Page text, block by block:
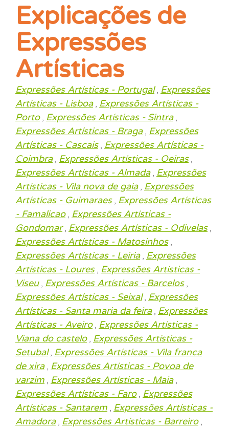
Explicações de
Expressões
Artísticas
Expressões Artísticas - Portugal, Expressões
Artísticas - Lisboa, Expressões Artísticas -
Porto, Expressões Artísticas - Sintra,
Expressões Artísticas - Braga, Expressões
Artísticas - Cascais, Expressões Artísticas -
Coimbra, Expressões Artísticas - Oeiras,
Expressões Artísticas - Almada, Expressões
Artísticas - Vila nova de gaia, Expressões
Artísticas - Guimaraes, Expressões Artísticas
- Famalicao, Expressões Artísticas -
Gondomar, Expressões Artísticas - Odivelas,
Expressões Artísticas - Matosinhos,
Expressões Artísticas - Leiria, Expressões
Artísticas - Loures, Expressões Artísticas -
Viseu, Expressões Artísticas - Barcelos,
Expressões Artísticas - Seixal, Expressões
Artísticas - Santa maria da feira, Expressões
Artísticas - Aveiro, Expressões Artísticas -
Viana do castelo, Expressões Artísticas -
Setubal, Expressões Artísticas - Vila franca
de xira, Expressões Artísticas - Povoa de
varzim , Expressões Artísticas - Maia,
Expressões Artísticas - Faro, Expressões
Artísticas - Santarem , Expressões Artísticas -
Amadora, Expressões Artísticas - Barreiro,